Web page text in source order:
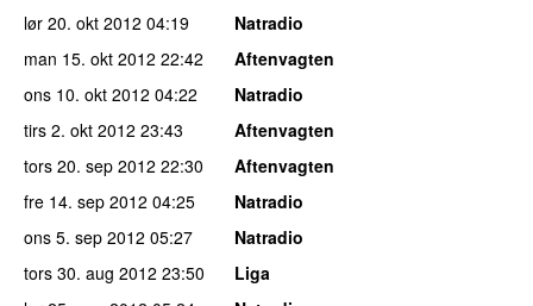
lør 20. okt 2012 04:19
Natradio
man 15. okt 2012 22:42
Aftenvagten
ons 10. okt 2012 04:22
Natradio
tirs 2. okt 2012 23:43
Aftenvagten
tors 20. sep 2012 22:30
Aftenvagten
fre 14. sep 2012 04:25
Natradio
ons 5. sep 2012 05:27
Natradio
tors 30. aug 2012 23:50
Liga